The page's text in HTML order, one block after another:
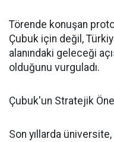
Törende konuşan
Çubuk için değil,
alanındaki geleceği
olduğunu vurguladı.
Çubuk'un Stratejik
Son yıllarda üniversite,